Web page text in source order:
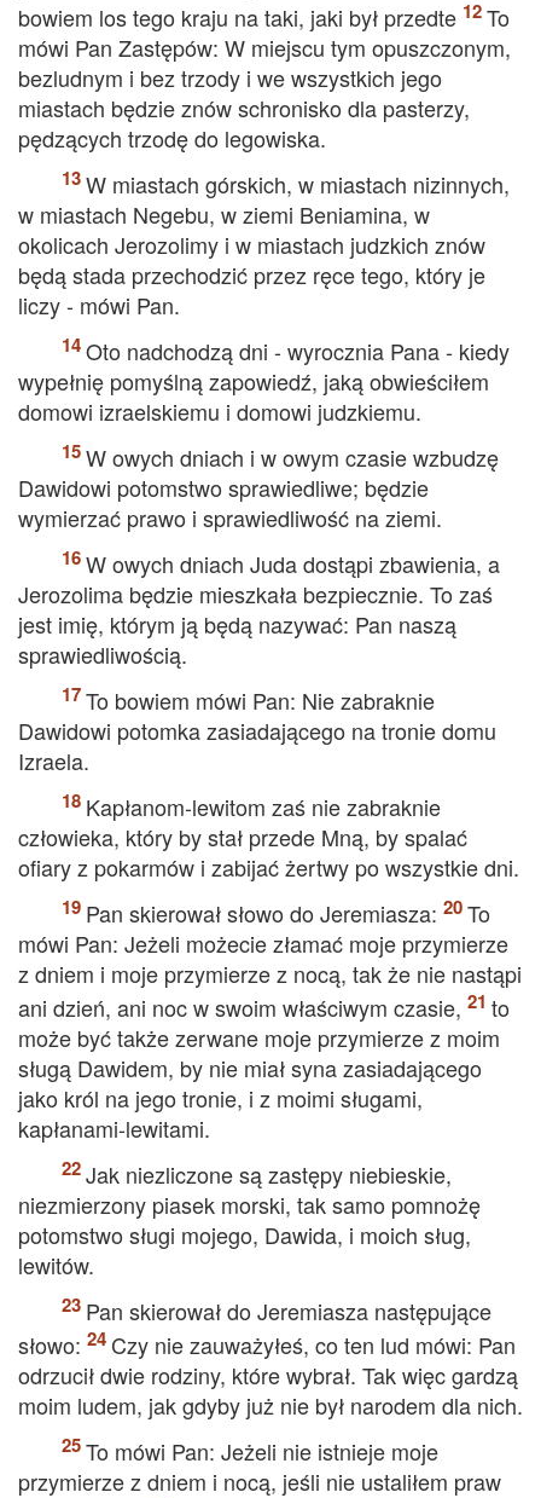
bowiem los tego kraju na taki, jaki był przedte
To
mówi Pan Zastępów: W miejscu tym opuszczonym,
bezludnym i bez trzody i we wszystkich jego
miastach będzie znów schronisko dla pasterzy,
pędzących trzodę do legowiska.
W miastach górskich, w miastach nizinnych,
w miastach Negebu, w ziemi Beniamina, w
okolicach Jerozolimy i w miastach judzkich znów
będą stada przechodzić przez ręce tego, który je
liczy - mówi Pan.
Oto nadchodzą dni - wyrocznia Pana - kiedy
wypełnię pomyślną zapowiedź, jaką obwieściłem
domowi izraelskiemu i domowi judzkiemu.
W owych dniach i w owym czasie wzbudzę
Dawidowi potomstwo sprawiedliwe; będzie
wymierzać prawo i sprawiedliwość na ziemi.
W owych dniach Juda dostąpi zbawienia, a
Jerozolima będzie mieszkała bezpiecznie. To zaś
jest imię, którym ją będą nazywać: Pan naszą
sprawiedliwością.
To bowiem mówi Pan: Nie zabraknie
Dawidowi potomka zasiadającego na tronie domu
Izraela.
Kapłanom-lewitom zaś nie zabraknie
człowieka, który by stał przede Mną, by spalać
ofiary z pokarmów i zabijać żertwy po wszystkie dni.
Pan skierował słowo do Jeremiasza:
To
mówi Pan: Jeżeli możecie złamać moje przymierze
z dniem i moje przymierze z nocą, tak że nie nastąpi
ani dzień, ani noc w swoim właściwym czasie,
to
może być także zerwane moje przymierze z moim
sługą Dawidem, by nie miał syna zasiadającego
jako król na jego tronie, i z moimi sługami,
kapłanami-lewitami.
Jak niezliczone są zastępy niebieskie,
niezmierzony piasek morski, tak samo pomnożę
potomstwo sługi mojego, Dawida, i moich sług,
lewitów.
Pan skierował do Jeremiasza następujące
słowo:
Czy nie zauważyłeś, co ten lud mówi: Pan
odrzucił dwie rodziny, które wybrał. Tak więc gardzą
moim ludem, jak gdyby już nie był narodem dla nich.
To mówi Pan: Jeżeli nie istnieje moje
przymierze z dniem i nocą, jeśli nie ustaliłem praw